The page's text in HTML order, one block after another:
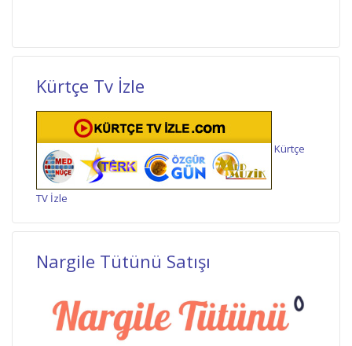
Kürtçe Tv İzle
Kürtçe
TV İzle
Nargile Tütünü Satışı